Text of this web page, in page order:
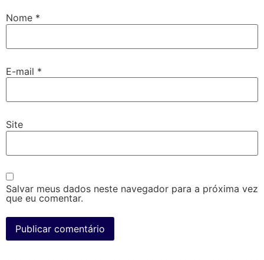
Nome *
E-mail *
Site
Salvar meus dados neste navegador para a próxima vez
que eu comentar.